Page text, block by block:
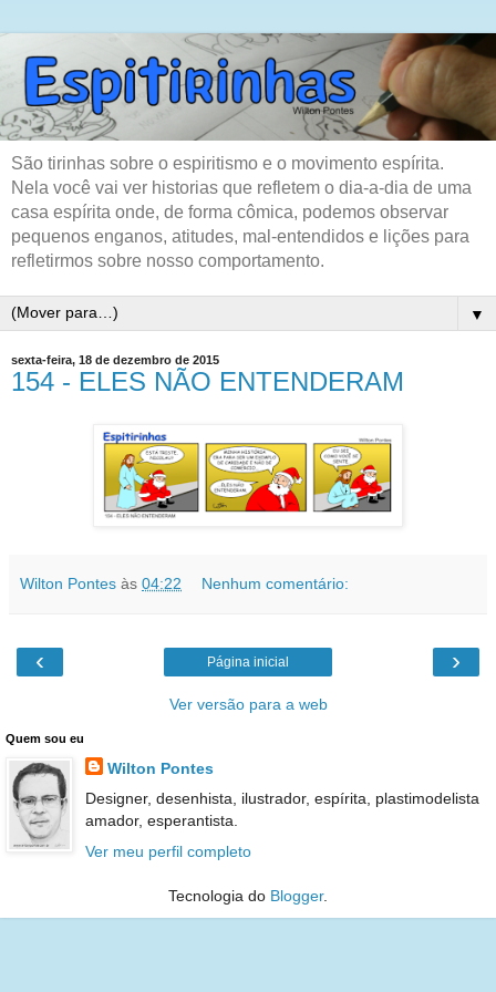
São tirinhas sobre o espiritismo e o movimento espírita.
Nela você vai ver historias que refletem o dia-a-dia de uma
casa espírita onde, de forma cômica, podemos observar
pequenos enganos, atitudes, mal-entendidos e lições para
refletirmos sobre nosso comportamento.
▼
sexta-feira, 18 de dezembro de 2015
154 - ELES NÃO ENTENDERAM
Wilton Pontes às 04:22 Nenhum comentário:
‹ ›
Página inicial
Ver versão para a web
Quem sou eu
Wilton Pontes
Designer, desenhista, ilustrador, espírita, plastimodelista
amador, esperantista.
Ver meu perfil completo
Tecnologia do Blogger.